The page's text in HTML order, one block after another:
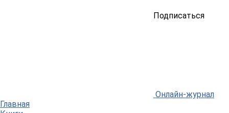
Подписаться
Онлайн-журнал
Главная